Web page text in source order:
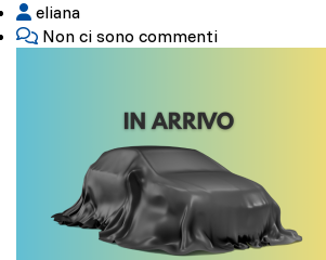
eliana
Non ci sono commenti